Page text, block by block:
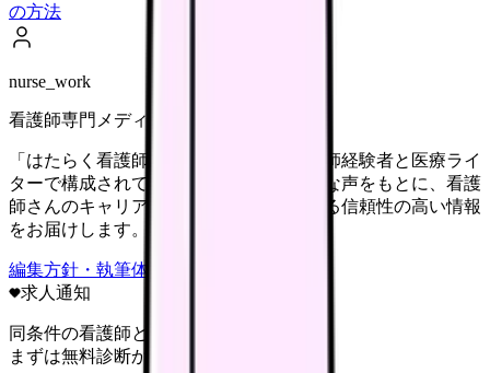
の方法
nurse_work
看護師専門メディア
「はたらく看護師さん」編集部は、看護師経験者と医療ライ
ターで構成されています。現場のリアルな声をもとに、看護
師さんのキャリア・転職・働き方に関する信頼性の高い情報
をお届けします。
編集方針・執筆体制・監修体制を見る
求人通知
同条件の看護師と給料を比較
まずは無料診断から